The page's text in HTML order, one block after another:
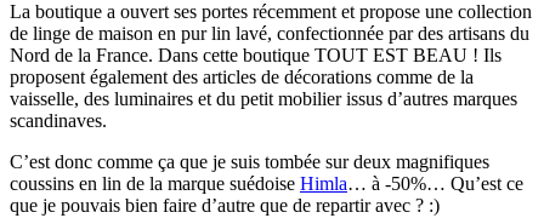
La boutique a ouvert ses portes récemment et propose une collection
de linge de maison en pur lin lavé, confectionnée par des artisans du
Nord de la France. Dans cette boutique TOUT EST BEAU ! Ils
proposent également des articles de décorations comme de la
vaisselle, des luminaires et du petit mobilier issus d’autres marques
scandinaves.
C’est donc comme ça que je suis tombée sur deux magnifiques
coussins en lin de la marque suédoise Himla… à -50%… Qu’est ce
que je pouvais bien faire d’autre que de repartir avec ? :)